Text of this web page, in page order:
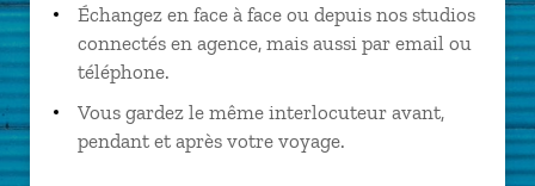
Échangez en face à face ou depuis nos studios
connectés en agence, mais aussi par email ou
téléphone.
Vous gardez le même interlocuteur avant,
pendant et après votre voyage.